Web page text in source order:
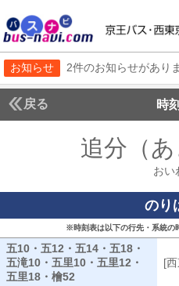
お知らせ 2件のお知らせがあり
戻る 時
追分（あ
おい
のり
※時刻表は以下の行先・系統の
五10・五12・五14・五18・
五滝10・五里10・五里12・
五里18・檜52
[